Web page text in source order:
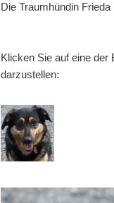
Die Traumhündin
Klicken Sie auf eine der
darzustellen: